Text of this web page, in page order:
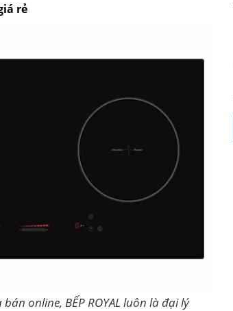
rẻ
online, BẾP ROYAL luôn là đại lý